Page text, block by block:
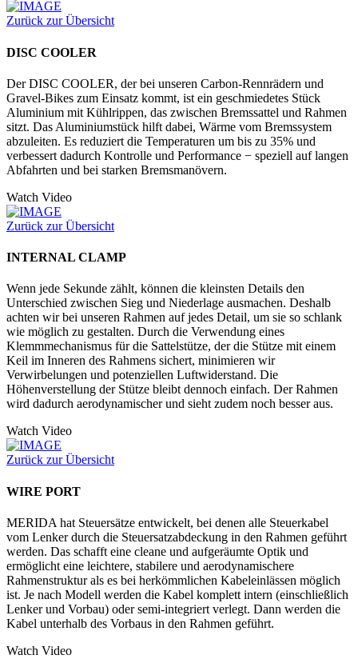
Zurück zur Übersicht
DISC COOLER
Der DISC COOLER, der bei unseren Carbon-Rennrädern und
Gravel-Bikes zum Einsatz kommt, ist ein geschmiedetes Stück
Aluminium mit Kühlrippen, das zwischen Bremssattel und Rahmen
sitzt. Das Aluminiumstück hilft dabei, Wärme vom Bremssystem
abzuleiten. Es reduziert die Temperaturen um bis zu 35% und
verbessert dadurch Kontrolle und Performance − speziell auf langen
Abfahrten und bei starken Bremsmanövern.
Watch Video
Zurück zur Übersicht
INTERNAL CLAMP
Wenn jede Sekunde zählt, können die kleinsten Details den
Unterschied zwischen Sieg und Niederlage ausmachen. Deshalb
achten wir bei unseren Rahmen auf jedes Detail, um sie so schlank
wie möglich zu gestalten. Durch die Verwendung eines
Klemmmechanismus für die Sattelstütze, der die Stütze mit einem
Keil im Inneren des Rahmens sichert, minimieren wir
Verwirbelungen und potenziellen Luftwiderstand. Die
Höhenverstellung der Stütze bleibt dennoch einfach. Der Rahmen
wird dadurch aerodynamischer und sieht zudem noch besser aus.
Watch Video
Zurück zur Übersicht
WIRE PORT
MERIDA hat Steuersätze entwickelt, bei denen alle Steuerkabel
vom Lenker durch die Steuersatzabdeckung in den Rahmen geführt
werden. Das schafft eine cleane und aufgeräumte Optik und
ermöglicht eine leichtere, stabilere und aerodynamischere
Rahmenstruktur als es bei herkömmlichen Kabeleinlässen möglich
ist. Je nach Modell werden die Kabel komplett intern (einschließlich
Lenker und Vorbau) oder semi-integriert verlegt. Dann werden die
Kabel unterhalb des Vorbaus in den Rahmen geführt.
Watch Video